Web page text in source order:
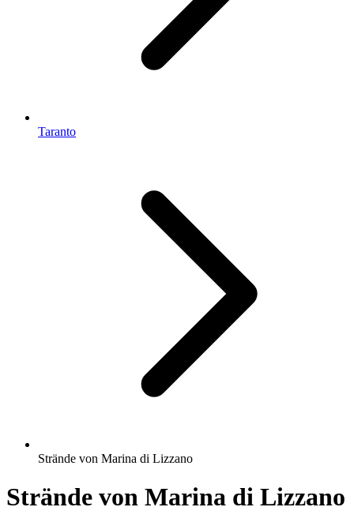
Taranto
Strände von Marina di Lizzano
Strände von Marina di Lizzano